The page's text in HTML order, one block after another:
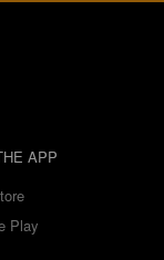
APP
Play